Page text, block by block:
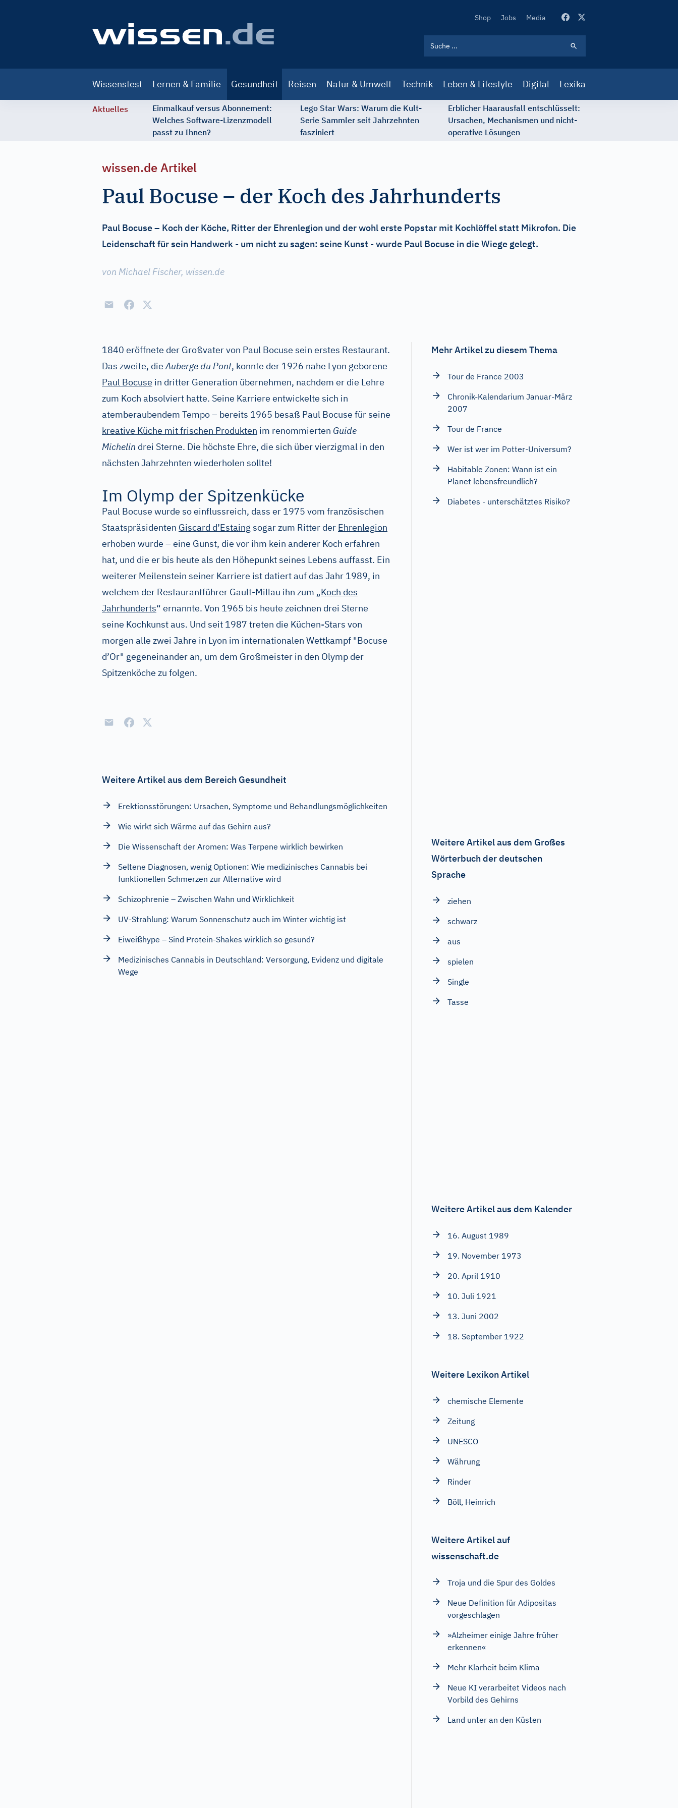
Secondary
Shop Jobs Media
navigation
Wissenstest Lernen & Familie Gesundheit Reisen Natur & Umwelt Technik Leben & Lifestyle Digital Lexika
Aktuelles
Einmalkauf versus Abonnement:
Welches Software-Lizenzmodell
passt zu Ihnen?
Lego Star Wars: Warum die Kult-
Serie Sammler seit Jahrzehnten
fasziniert
Erblicher Haarausfall entschlüsselt:
Ursachen, Mechanismen und nicht-
operative Lösungen
wissen.de Artikel
Paul Bocuse – der Koch des Jahrhunderts
Paul Bocuse – Koch der Köche, Ritter der Ehrenlegion und der wohl erste Popstar mit Kochlöffel statt Mikrofon. Die
Leidenschaft für sein Handwerk - um nicht zu sagen: seine Kunst - wurde Paul Bocuse in die Wiege gelegt.
von Michael Fischer, wissen.de
1840 eröffnete der Großvater von Paul Bocuse sein erstes Restaurant.
Das zweite, dieAuberge du Pont, konnte der 1926 nahe Lyon geborene
Paul Bocuse in dritter Generation übernehmen, nachdem er die Lehre
zum Koch absolviert hatte. Seine Karriere entwickelte sich in
atemberaubendem Tempo – bereits 1965 besaß Paul Bocuse für seine
kreative Küche mit frischen Produkten im renommierten Guide
Michelin drei Sterne. Die höchste Ehre, die sich über vierzigmal in den
nächsten Jahrzehnten wiederholen sollte!
Im Olymp der Spitzenkücke
Paul Bocuse wurde so einflussreich, dass er 1975 vom französischen
Staatspräsidenten Giscard d’Estaing sogar zum Ritter der Ehrenlegion
erhoben wurde – eine Gunst, die vor ihm kein anderer Koch erfahren
hat, und die er bis heute als den Höhepunkt seines Lebens auffasst. Ein
weiterer Meilenstein seiner Karriere ist datiert auf das Jahr 1989, in
welchem der Restaurantführer Gault-Millau ihn zum „Koch des
Jahrhunderts“ ernannte. Von 1965 bis heute zeichnen drei Sterne
seine Kochkunst aus. Und seit 1987 treten die Küchen-Stars von
morgen alle zwei Jahre in Lyon im internationalen Wettkampf "Bocuse
d’Or" gegeneinander an, um dem Großmeister in den Olymp der
Spitzenköche zu folgen.
Weitere Artikel aus dem Bereich Gesundheit
Erektionsstörungen: Ursachen, Symptome und Behandlungsmöglichkeiten
Wie wirkt sich Wärme auf das Gehirn aus?
Die Wissenschaft der Aromen: Was Terpene wirklich bewirken
Seltene Diagnosen, wenig Optionen: Wie medizinisches Cannabis bei
funktionellen Schmerzen zur Alternative wird
Schizophrenie – Zwischen Wahn und Wirklichkeit
UV-Strahlung: Warum Sonnenschutz auch im Winter wichtig ist
Eiweißhype – Sind Protein-Shakes wirklich so gesund?
Medizinisches Cannabis in Deutschland: Versorgung, Evidenz und digitale
Wege
Mehr Artikel zu diesem Thema
Tour de France 2003
Chronik-Kalendarium Januar-März
2007
Tour de France
Wer ist wer im Potter-Universum?
Habitable Zonen: Wann ist ein
Planet lebensfreundlich?
Diabetes - unterschätztes Risiko?
Weitere Artikel aus dem Großes
Wörterbuch der deutschen
Sprache
ziehen
schwarz
aus
spielen
Single
Tasse
Weitere Artikel aus dem Kalender
16. August 1989
19. November 1973
20. April 1910
10. Juli 1921
13. Juni 2002
18. September 1922
Weitere Lexikon Artikel
chemische Elemente
Zeitung
UNESCO
Währung
Rinder
Böll, Heinrich
Weitere Artikel auf
wissenschaft.de
Troja und die Spur des Goldes
Neue Definition für Adipositas
vorgeschlagen
»Alzheimer einige Jahre früher
erkennen«
Mehr Klarheit beim Klima
Neue KI verarbeitet Videos nach
Vorbild des Gehirns
Land unter an den Küsten